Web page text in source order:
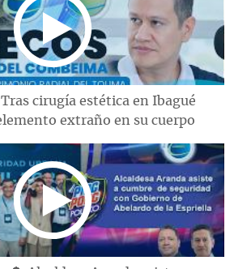
cirugía estética en Ibagué
extraño en su cuerpo